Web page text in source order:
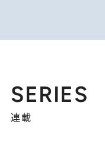
SERIES
連載